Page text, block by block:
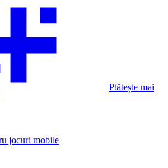
Plătește mai
jocuri mobile